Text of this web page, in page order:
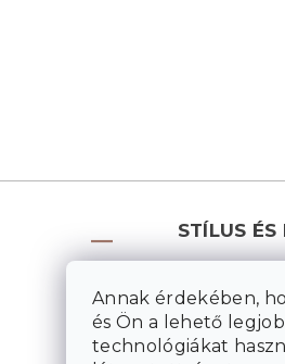
Annak érdekében,
és Ön a lehető
technológiákat
STÍLUS
Ez az asztal
– stílusos
otthonos és
meleg